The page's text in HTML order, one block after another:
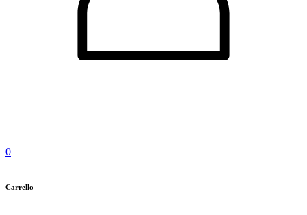
0
Carrello